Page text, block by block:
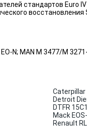
стандартов Euro IV
восстановления
N; MAN M 3477/M
Caterpillar
Detroit
DTFR
Mack
Renault